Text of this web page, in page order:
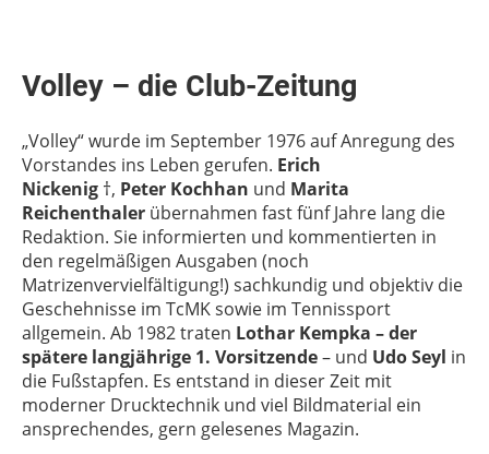
Volley – die Club-Zeitung
„Volley“ wurde im September 1976 auf Anregung des
Vorstandes ins Leben gerufen. Erich
Nickenig †, Peter Kochhan und Marita
Reichenthaler übernahmen fast fünf Jahre lang die
Redaktion. Sie informierten und kommentierten in
den regelmäßigen Ausgaben (noch
Matrizenvervielfältigung!) sachkundig und objektiv die
Geschehnisse im TcMK sowie im Tennissport
allgemein. Ab 1982 traten Lothar Kempka – der
spätere langjährige 1. Vorsitzende– und Udo Seyl in
die Fußstapfen. Es entstand in dieser Zeit mit
moderner Drucktechnik und viel Bildmaterial ein
ansprechendes, gern gelesenes Magazin.